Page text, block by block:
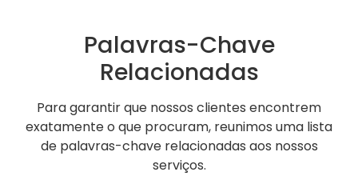
Palavras-Chave
Relacionadas
Para garantir que nossos clientes encontrem
exatamente o que procuram, reunimos uma lista
de palavras-chave relacionadas aos nossos
serviços.